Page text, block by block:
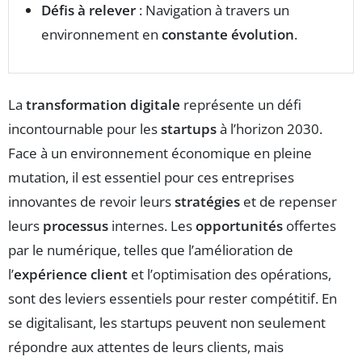
Défis à relever : Navigation à travers un
environnement en constante évolution.
La transformation digitale représente un défi
incontournable pour lesstartupsà l’horizon 2030.
Face à un environnement économique en pleine
mutation, il est essentiel pour ces entreprises
innovantes de revoir leursstratégies et de repenser
leurs processus internes. Lesopportunités offertes
par le numérique, telles que l’amélioration de
l’expérience client et l’optimisation des opérations,
sont des leviers essentiels pour rester compétitif. En
se digitalisant, les startups peuvent non seulement
répondre aux attentes de leurs clients, mais